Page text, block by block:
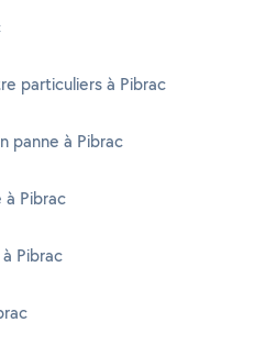
particuliers à Pibrac
panne à Pibrac
Pibrac
Pibrac